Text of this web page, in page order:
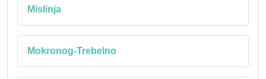
Mislinja
Mokronog-Trebelno